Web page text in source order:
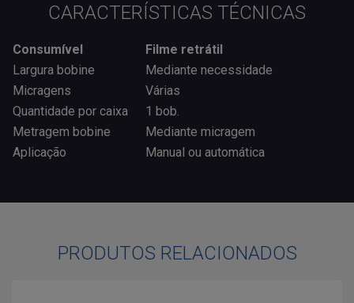
CARACTERÍSTICAS TÉCNICAS
Consumível
Filme retrátil
Largura bobine
Mediante necessidade
Micragens
Várias
Quantidade por caixa
1 bob.
Metragem bobine
Mediante micragem
Aplicação
Manual ou automática
PRODUTOS RELACIONADOS